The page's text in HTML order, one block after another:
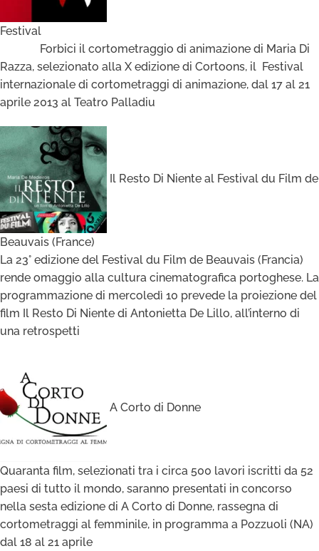
Festival
Forbici il cortometraggio di animazione di Maria Di
Razza, selezionato alla X edizione di Cortoons, il Festival
internazionale di cortometraggi di animazione, dal 17 al 21
aprile 2013 al Teatro Palladiu
Il Resto Di Niente al Festival du Film de
Beauvais (France)
La 23° edizione del Festival du Film de Beauvais (Francia)
rende omaggio alla cultura cinematografica portoghese. La
programmazione di mercoledì 10 prevede la proiezione del
film Il Resto Di Niente di Antonietta De Lillo, all’interno di
una retrospetti
A Corto di Donne
Quaranta film, selezionati tra i circa 500 lavori iscritti da 52
paesi di tutto il mondo, saranno presentati in concorso
nella sesta edizione di A Corto di Donne, rassegna di
cortometraggi al femminile, in programma a Pozzuoli (NA)
dal 18 al 21 aprile